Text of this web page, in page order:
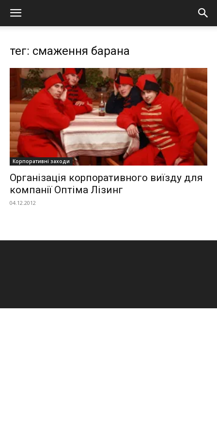
тег: смаження барана
Корпоративні заходи
Організація корпоративного виїзду для
компанії Оптіма Лізинг
04.12.2012